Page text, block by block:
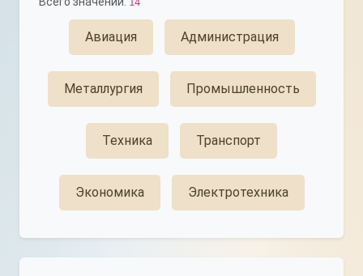
14
Авиация Администрация
Металлургия Промышленность
Техника Транспорт
Экономика Электротехника